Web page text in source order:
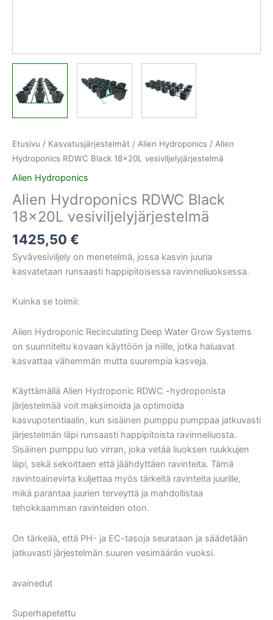
Etusivu / Kasvatusjärjestelmät / Alien Hydroponics / Alien
Hydroponics RDWC Black 18x20L vesiviljelyjärjestelmä
Alien Hydroponics
Alien Hydroponics RDWC Black
18x20L vesiviljelyjärjestelmä
1425,50 €
Syvävesiviljely on menetelmä, jossa kasvin juuria
kasvatetaan runsaasti happipitoisessa ravinneliuoksessa.
Kuinka se toimii:
Alien Hydroponic Recirculating Deep Water Grow Systems
on suunniteltu kovaan käyttöön ja niille, jotka haluavat
kasvattaa vähemmän mutta suurempia kasveja.
Käyttämällä Alien Hydroponic RDWC -hydroponista
järjestelmää voit maksimoida ja optimoida
kasvupotentiaalin, kun sisäinen pumppu pumppaa jatkuvasti
järjestelmän läpi runsaasti happipitoista ravinneliuosta.
Sisäinen pumppu luo virran, joka vetää liuoksen ruukkujen
läpi, sekä sekoittaen että jäähdyttäen ravinteita. Tämä
ravintoainevirta kuljettaa myös tärkeitä ravinteita juurille,
mikä parantaa juurien terveyttä ja mahdollistaa
tehokkaamman ravinteiden oton.
On tärkeää, että PH- ja EC-tasoja seurataan ja säädetään
jatkuvasti järjestelmän suuren vesimäärän vuoksi.
avainedut
Superhapetettu